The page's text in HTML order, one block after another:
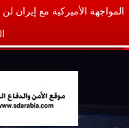
المواجهة الأميركية مع إيران